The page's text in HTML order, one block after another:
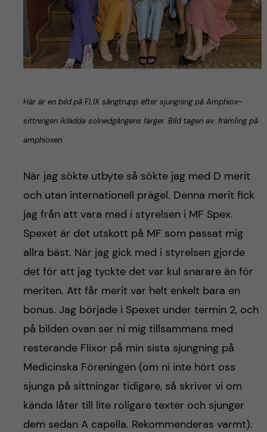
Här är en bildpå FLIX sångtrupp efter sjungning på Amphiox-
sittningen iklädda solnedgångens färger. Bild tagen av: främling på
amphioxen
När jag sökte utbyte så sökte jag med D merit
och utan internationell prägel. Denna merit fick
jag från att vara med i styrelsen i MF Spex.
Spexet är det utskott på MF som passat mig
allra bäst. När jag gick med i styrelsen gjorde
det för att jag tyckte det var kul snarare än för
meriten. Att får merit var helt enkelt bara en
bonus. Jag började i Spexet under termin 2, och
på bilden ovan ser ni mig tillsammans med
resterande Flixor på min sista sjungning på
Medicinska Föreningen (om ni inte hört oss
sjunga på sittningar tidigare, så skriver vi om
kända låter till lite roligare texter och sjunger
dem sedan A capella. Rekommenderas varmt).